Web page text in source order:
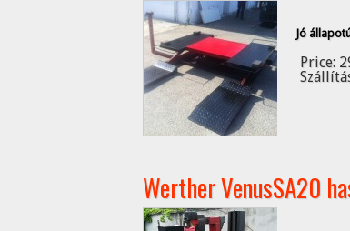
Jó
Price:
Werther VenusSA20